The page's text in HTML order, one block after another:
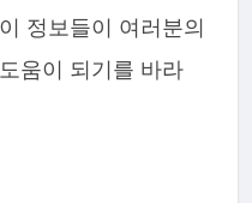
정보들이 여러분의
움이 되기를 바라